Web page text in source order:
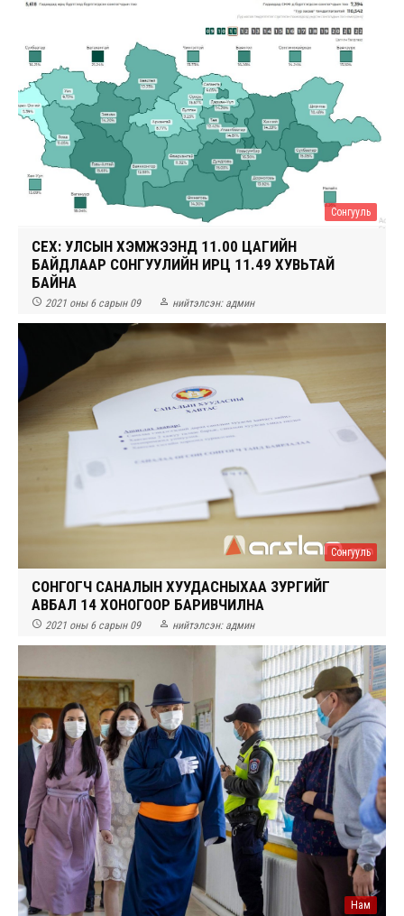
Сонгууль
СЕХ: УЛСЫН ХЭМЖЭЭНД 11.00 ЦАГИЙН
БАЙДЛААР СОНГУУЛИЙН ИРЦ 11.49 ХУВЬТАЙ
БАЙНА
 2021 оны 6 сарын 09  нийтэлсэн: админ
Сонгууль
СОНГОГЧ САНАЛЫН ХУУДАСНЫХАА ЗУРГИЙГ
АВБАЛ 14 ХОНОГООР БАРИВЧИЛНА
 2021 оны 6 сарын 09  нийтэлсэн: админ
Нам